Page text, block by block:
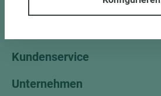
Kundenservice
Unternehmen